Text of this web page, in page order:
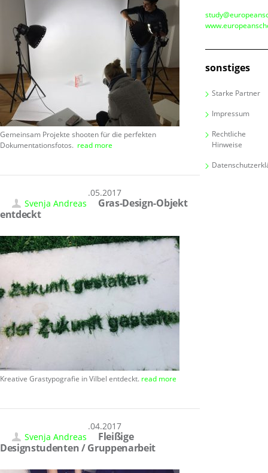
Gemeinsam Projekte shooten für die perfekten
Dokumentationsfotos. read more
31.05.2017
Svenja Andreas
Gras-Design-Objekt
entdeckt
Kreative Grastypografie in Vilbel entdeckt. read more
30.04.2017
Svenja Andreas
Fleißige
Designstudenten / Gruppenarbeit
sonstiges
Starke Partner
Impressum
Rechtliche
Hinweise